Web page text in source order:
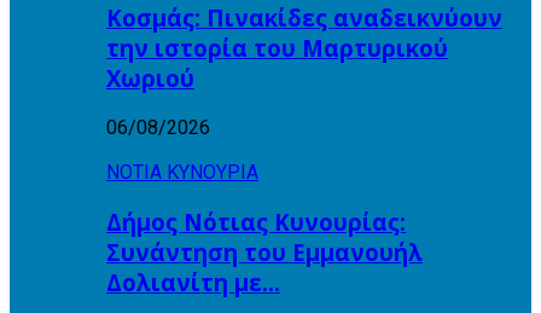
Κοσμάς: Πινακίδες αναδεικνύουν
την ιστορία του Μαρτυρικού
Χωριού
06/08/2026
ΝΟΤΙΑ ΚΥΝΟΥΡΙΑ
Δήμος Νότιας Κυνουρίας:
Συνάντηση του Εμμανουήλ
Δολιανίτη με…